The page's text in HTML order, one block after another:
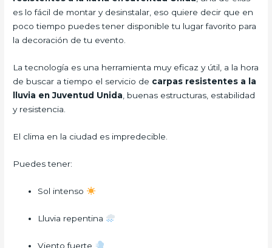
es lo fácil de montar y desinstalar, eso quiere decir que en
poco tiempo puedes tener disponible tu lugar favorito para
la decoración de tu evento.
La tecnología es una herramienta muy eficaz y útil, a la hora
de buscar a tiempo el servicio de carpas resistentes a la
lluvia en Juventud Unida, buenas estructuras, estabilidad
y resistencia.
El clima en la ciudad es impredecible.
Puedes tener:
Sol intenso
Lluvia repentina
Viento fuerte